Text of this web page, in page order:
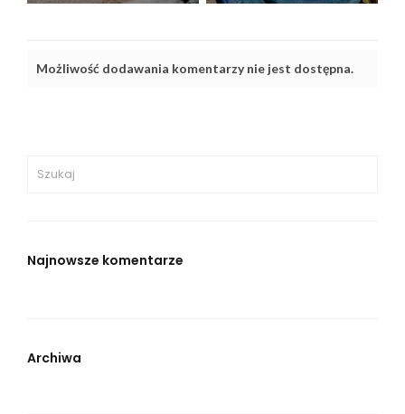
Możliwość dodawania komentarzy nie jest dostępna.
Najnowsze komentarze
Archiwa